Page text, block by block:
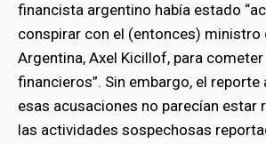
financista argentino había estado
conspirar con el (entonces) ministro
Argentina, Axel Kicillof, para
financieros”. Sin embargo, el reporte
esas acusaciones no parecían estar
las actividades sospechosas